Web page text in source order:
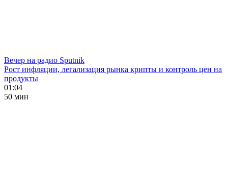
Вечер на радио Sputnik
Рост инфляции, легализация рынка крипты и контроль цен на
продукты
01:04
50 мин